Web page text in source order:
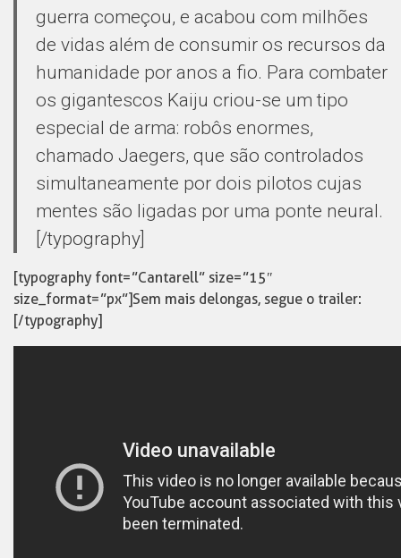
guerra começou, e acabou com milhões
de vidas além de consumir os recursos da
humanidade por anos a fio. Para combater
os gigantescos Kaiju criou-se um tipo
especial de arma: robôs enormes,
chamado Jaegers, que são controlados
simultaneamente por dois pilotos cujas
mentes são ligadas por uma ponte neural.
[/typography]
[typography font=”Cantarell” size=”15″
size_format=”px”]Sem mais delongas, segue o trailer:
[/typography]